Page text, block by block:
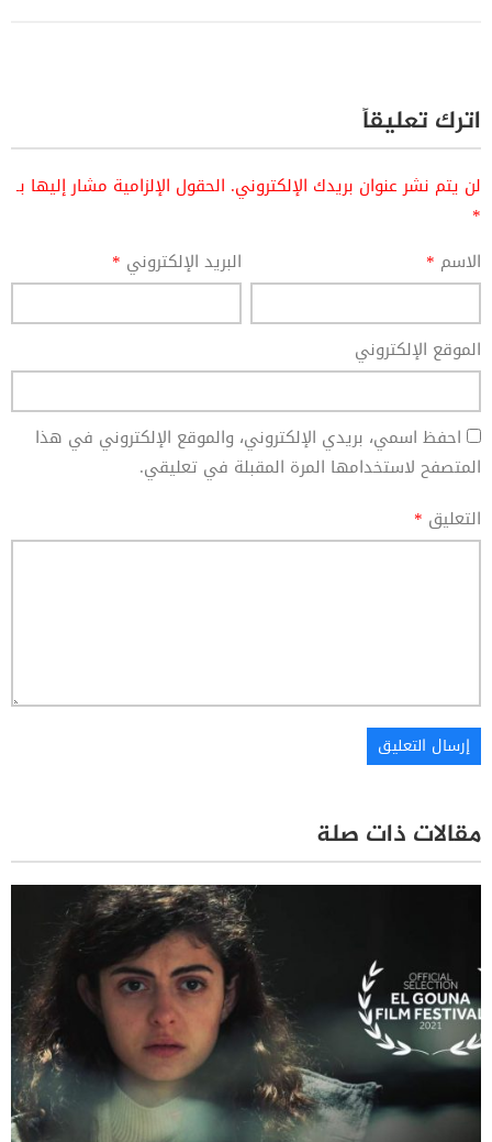
اترك تعليقاً
لن يتم نشر عنوان بريدك الإلكتروني. الحقول الإلزامية مشار إليها بـ
*
الاسم * البريد الإلكتروني *
الموقع الإلكتروني
احفظ اسمي، بريدي الإلكتروني، والموقع الإلكتروني في هذا
المتصفح لاستخدامها المرة المقبلة في تعليقي.
التعليق *
مقالات ذات صلة